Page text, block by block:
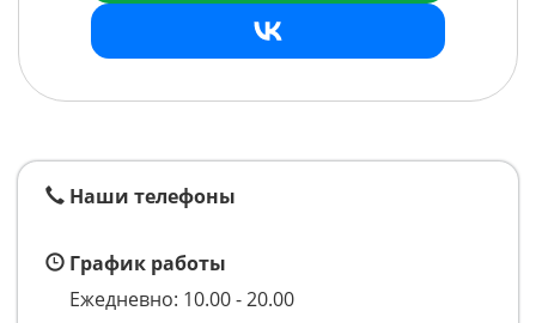
Наши телефоны
График работы
Ежедневно: 10.00 - 20.00